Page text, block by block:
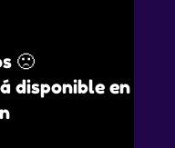
🙁
disponible en